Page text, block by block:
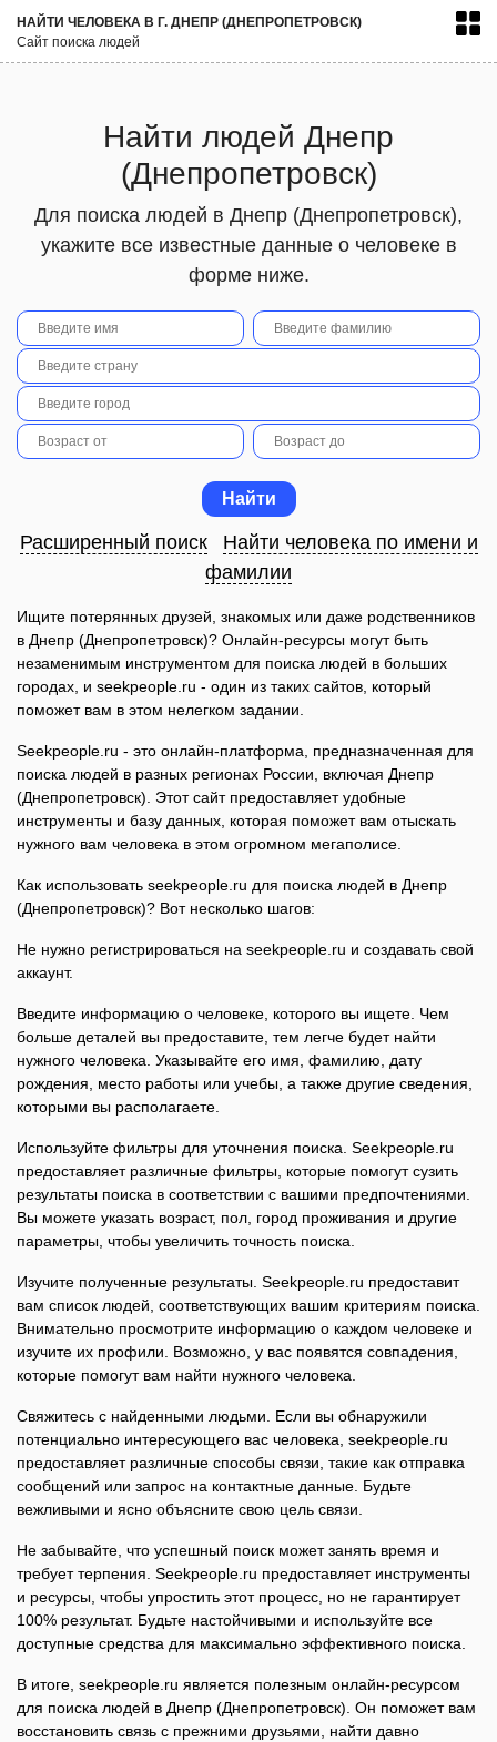
НАЙТИ ЧЕЛОВЕКА В Г. ДНЕПР (ДНЕПРОПЕТРОВСК)
Сайт поиска людей
Найти людей Днепр
(Днепропетровск)
Для поиска людей в Днепр (Днепропетровск),
укажите все известные данные о человеке в
форме ниже.
Расширенный поиск
Найти человека по имени и
фамилии
Ищите потерянных друзей, знакомых или даже родственников
в Днепр (Днепропетровск)? Онлайн-ресурсы могут быть
незаменимым инструментом для поиска людей в больших
городах, и seekpeople.ru - один из таких сайтов, который
поможет вам в этом нелегком задании.
Seekpeople.ru - это онлайн-платформа, предназначенная для
поиска людей в разных регионах России, включая Днепр
(Днепропетровск). Этот сайт предоставляет удобные
инструменты и базу данных, которая поможет вам отыскать
нужного вам человека в этом огромном мегаполисе.
Как использовать seekpeople.ru для поиска людей в Днепр
(Днепропетровск)? Вот несколько шагов:
Не нужно регистрироваться на seekpeople.ru и создавать свой
аккаунт.
Введите информацию о человеке, которого вы ищете. Чем
больше деталей вы предоставите, тем легче будет найти
нужного человека. Указывайте его имя, фамилию, дату
рождения, место работы или учебы, а также другие сведения,
которыми вы располагаете.
Используйте фильтры для уточнения поиска. Seekpeople.ru
предоставляет различные фильтры, которые помогут сузить
результаты поиска в соответствии с вашими предпочтениями.
Вы можете указать возраст, пол, город проживания и другие
параметры, чтобы увеличить точность поиска.
Изучите полученные результаты. Seekpeople.ru предоставит
вам список людей, соответствующих вашим критериям поиска.
Внимательно просмотрите информацию о каждом человеке и
изучите их профили. Возможно, у вас появятся совпадения,
которые помогут вам найти нужного человека.
Свяжитесь с найденными людьми. Если вы обнаружили
потенциально интересующего вас человека, seekpeople.ru
предоставляет различные способы связи, такие как отправка
сообщений или запрос на контактные данные. Будьте
вежливыми и ясно объясните свою цель связи.
Не забывайте, что успешный поиск может занять время и
требует терпения. Seekpeople.ru предоставляет инструменты
и ресурсы, чтобы упростить этот процесс, но не гарантирует
100% результат. Будьте настойчивыми и используйте все
доступные средства для максимально эффективного поиска.
В итоге, seekpeople.ru является полезным онлайн-ресурсом
для поиска людей в Днепр (Днепропетровск). Он поможет вам
восстановить связь с прежними друзьями, найти давно